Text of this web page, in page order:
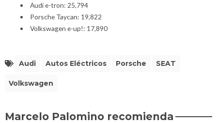
Audi e-tron: 25,794
Porsche Taycan: 19,822
Volkswagen e-up!: 17,890
Audi Autos Eléctricos Porsche SEAT
Volkswagen
Marcelo Palomino recomienda